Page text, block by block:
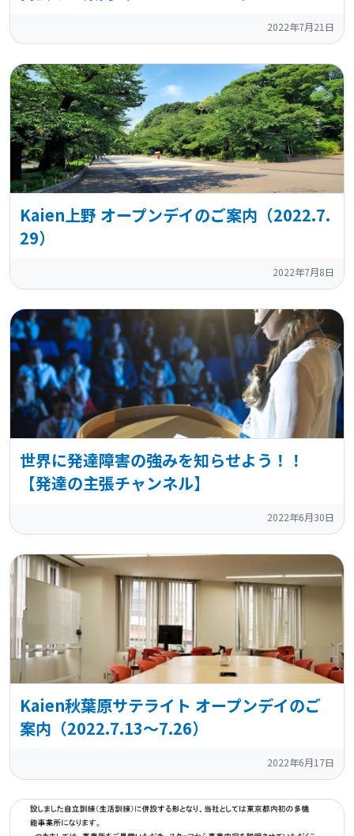
2022年7月21日
Kaien上野 オープンデイのご案内（2022.7.
29）
2022年7月8日
世界に発達障害の強みを知らせよう！！
【発達の主張チャンネル】
2022年6月30日
Kaien秋葉原サテライト オープンデイのご
案内（2022.7.13～7.26）
2022年6月17日